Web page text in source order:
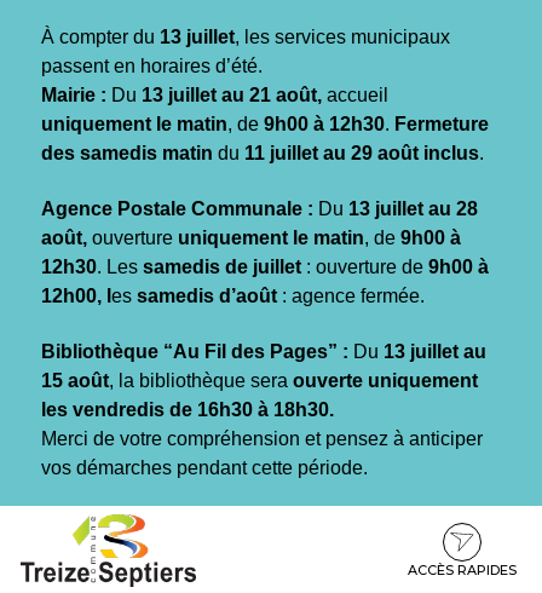
À compter du 13 juillet, les services municipaux
passent en horaires d’été.
Mairie : Du 13 juillet au 21 août, accueil
uniquement le matin, de 9h00 à 12h30. Fermeture
des samedis matin du 11 juillet au 29 août inclus.
Agence Postale Communale : Du 13 juillet au 28
août, ouverture uniquement le matin, de 9h00 à
12h30. Les samedis de juillet : ouverture de 9h00 à
12h00, l es samedis d’août : agence fermée.
Bibliothèque “Au Fil des Pages” : Du 13 juillet au
15 août, la bibliothèque sera ouverte uniquement
les vendredis de 16h30 à 18h30.
Merci de votre compréhension et pensez à anticiper
vos démarches pendant cette période.
contenu
pied
ACCÈS RAPIDES